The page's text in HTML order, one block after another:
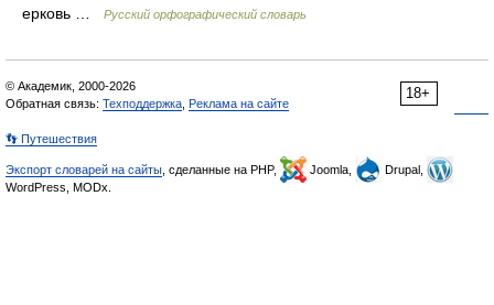
ерковь …
Русский орфографический словарь
18+
© Академик, 2000-2026
Обратная связь: Техподдержка Реклама на сайте
👣 Путешествия
Экспорт словарей на сайты , сделанные на PHP, Joomla,
Drupal,
WordPress, MODx.